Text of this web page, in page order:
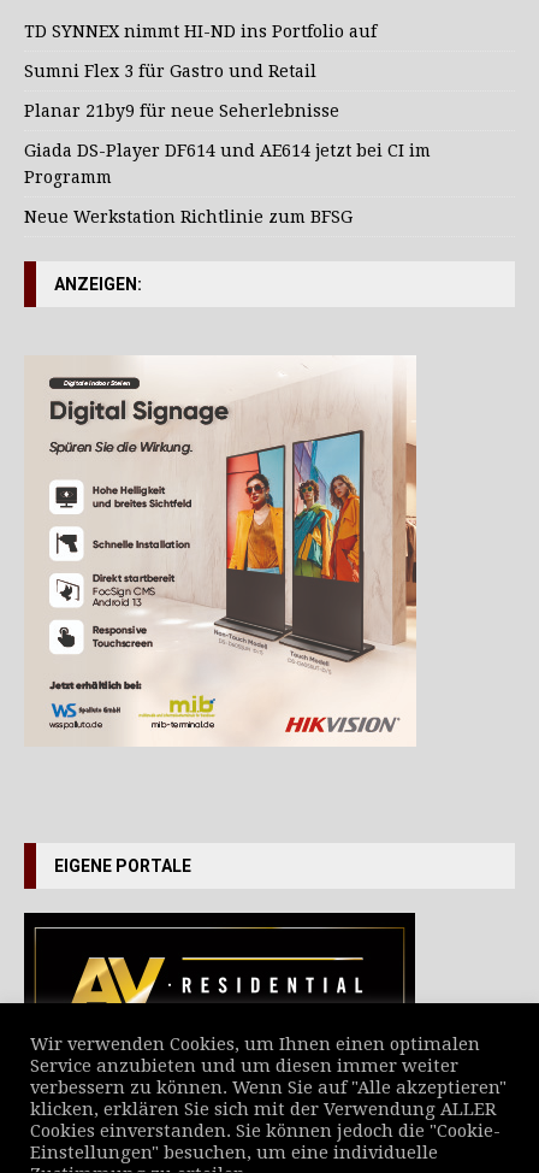
TD SYNNEX nimmt HI-ND ins Portfolio auf
Sumni Flex 3 für Gastro und Retail
Planar 21by9 für neue Seherlebnisse
Giada DS-Player DF614 und AE614 jetzt bei CI im
Programm
Neue Werkstation Richtlinie zum BFSG
ANZEIGEN:
EIGENE PORTALE
VERZEICHNIS ALLER NEWS
Wir verwenden Cookies, um Ihnen einen optimalen
Service anzubieten und um diesen immer weiter
verbessern zu können. Wenn Sie auf "Alle akzeptieren"
klicken, erklären Sie sich mit der Verwendung ALLER
Cookies einverstanden. Sie können jedoch die "Cookie-
Einstellungen" besuchen, um eine individuelle